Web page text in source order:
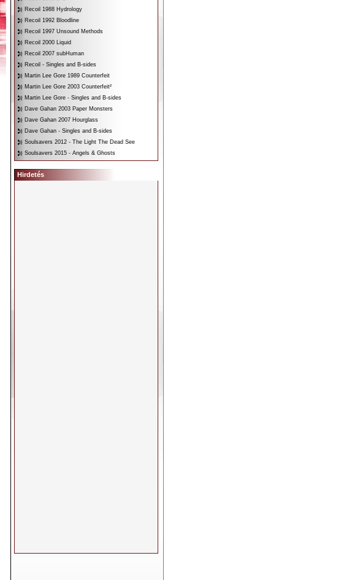
Recoil 1988 Hydrology
Recoil 1992 Bloodline
Recoil 1997 Unsound Methods
Recoil 2000 Liquid
Recoil 2007 subHuman
Recoil - Singles and B-sides
Martin Lee Gore 1989 Counterfeit
Martin Lee Gore 2003 Counterfeit²
Martin Lee Gore - Singles and B-sides
Dave Gahan 2003 Paper Monsters
Dave Gahan 2007 Hourglass
Dave Gahan - Singles and B-sides
Soulsavers 2012 - The Light The Dead See
Soulsavers 2015 - Angels & Ghosts
Hirdetés